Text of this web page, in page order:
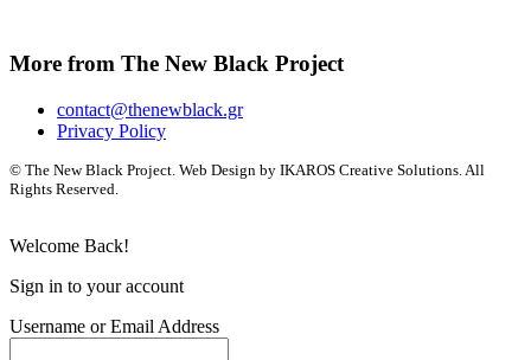
More from The New Black Project
contact@thenewblack.gr
Privacy Policy
© The New Black Project. Web Design by IKAROS Creative Solutions. All
Rights Reserved.
Welcome Back!
Sign in to your account
Username or Email Address